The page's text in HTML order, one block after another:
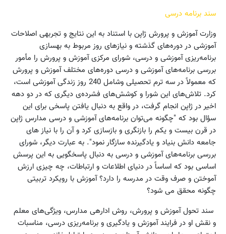
سند برنامه درسی
وزارت‌ آموزش‌ و پرورش‌ ژاپن‌ با‌ استناد به این نتایج‌ و تجربه‏ی‌ اصلاحات‌
آموزشی‌ در دوره‌های‌ گذشته‌ و نیازهای روز مربوط به بهسازی
برنامه‌ریزی‌ آموزشی‌ و درسی‌، شورای‌ مرکزی‌ آموزش‌ و پرورش‌ را مأمور
بررسی‌ برنامه‌های‌ آموزشی‌ و درسی‌ دوره‌های‌ مختلف‌ آموزش‌ و پرورش‌
که معمولاً در سه ترم تحصیلی وشامل 240 روز زندگی آموزشی است،
کرد. تلاش‌های‌ این‌ شورا و کوشش‌های‌ فشرده‌‏ی دیگری‌ که‌ در دو دهه
اخیر در ژاپن‌ انجام‌ گرفت، در واقع‌ به‌ دنبال‌ یافتن‌ پاسخی‌ برای‌ این‌
سؤال‌ بود که‌ "چگونه‌ می‌توان‌ برنامه‌های‌ آموزشی‌ و درسی‌ مدارس‌ ژاپن‌
در قرن‌ بیست‌ و یکم‌ را بازنگری‌ و بازسازی‌ کرد و آن را با نیاز های
جامعه دانش بنیاد و یادگیرنده سازگار نمود". به‌ عبارت‌ دیگر، شورای‌
بررسی‌ برنامه‌های‌ آموزشی‌ و درسی‌ به‌ دنبال‌ پاسخ‏گویی‌ به این‌ پرسش‌
اساسی‌ بود که‌ اساساً در دنیای‌ اطلاعات‌ و ارتباطات،‌ چه‌ چیزی‌ ارزش‌
آموختن‌ و صرف‌ وقت‌ در مدرسه‌ را دارد؟ آموزش با رویکرد تربیتی
چگونه محقق می شود؟
‌ سند تحول‌ آموزش‌ و پرورش‌، روش‌ اداره‏ی‌ مدارس‌، ویژگی‌های‌ معلم‌
و نقش‌ او در فرایند آموزش و یادگیری‌ و برنامه‌ریزی‌ درسی‌، مناسبات